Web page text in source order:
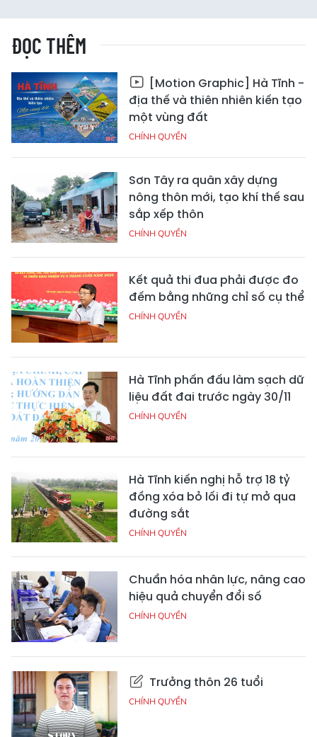
ĐỌC THÊM
[Motion Graphic] Hà Tĩnh -
địa thế và thiên nhiên kiến tạo
một vùng đất
CHÍNH QUYỀN
Sơn Tây ra quân xây dựng
nông thôn mới, tạo khí thế sau
sắp xếp thôn
CHÍNH QUYỀN
Kết quả thi đua phải được đo
đếm bằng những chỉ số cụ thể
CHÍNH QUYỀN
Hà Tĩnh phấn đấu làm sạch dữ
liệu đất đai trước ngày 30/11
CHÍNH QUYỀN
Hà Tĩnh kiến nghị hỗ trợ 18 tỷ
đồng xóa bỏ lối đi tự mở qua
đường sắt
CHÍNH QUYỀN
Chuẩn hóa nhân lực, nâng cao
hiệu quả chuyển đổi số
CHÍNH QUYỀN
Trưởng thôn 26 tuổi
CHÍNH QUYỀN